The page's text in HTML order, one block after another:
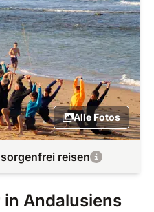
Alle Fotos
reisen
Andalusiens